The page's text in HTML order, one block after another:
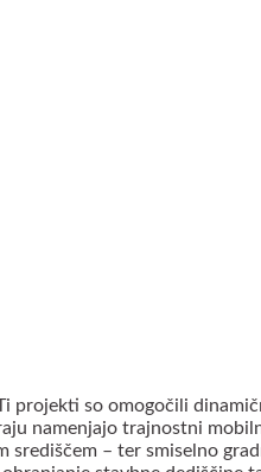
so omogočili
namenjajo trajnostni
– ter smiselno